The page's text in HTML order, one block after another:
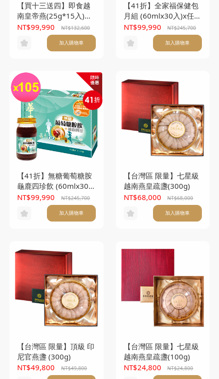
【買十三送四】即食越
南皇帝燕(25g*15入)
*17盒
NT$99,990 NT$132,600
加入購物車
【41折】全家福保健包
月組 (60mlx30入)x任選
105盒(本產品不附提袋)
NT$99,990 NT$245,700
加入購物車
【41折】無糖葡萄糖胺
龜鹿四珍飲 (60mlx30
入)x105盒(本產品不附
NT$99,990 NT$245,700
加入購物車
【台灣區 限量】七星級
越南燕皇疏盞(300g)
NT$68,000
NT$68,000
加入購物車
【台灣區 限量】頂級 印
尼官燕盞 (300g)
NT$49,800
NT$49,800
【台灣區 限量】七星級
越南燕皇疏盞(100g)
NT$24,800
NT$24,800